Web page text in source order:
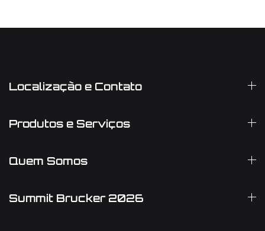
Localização e Contato
Produtos e Serviços
Quem Somos
Summit Brucker 2026